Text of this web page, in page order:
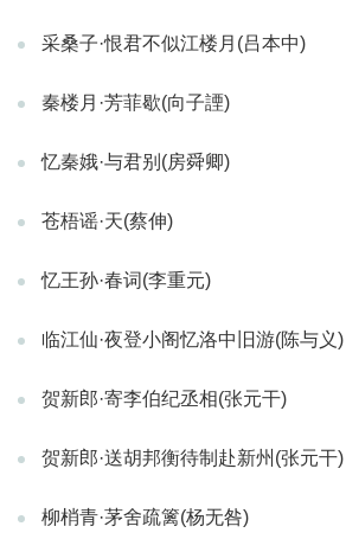
采桑子·恨君不似江楼月(吕本中)
秦楼月·芳菲歇(向子諲)
忆秦娥·与君别(房舜卿)
苍梧谣·天(蔡伸)
忆王孙·春词(李重元)
临江仙·夜登小阁忆洛中旧游(陈与义)
贺新郎·寄李伯纪丞相(张元干)
贺新郎·送胡邦衡待制赴新州(张元干)
柳梢青·茅舍疏篱(杨无咎)